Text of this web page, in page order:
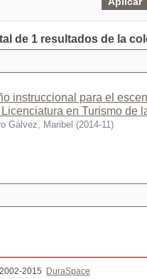
de 1 resultados de la
instruccional para el
en Turismo de
Gálvez, Maribel (2014-11)
2015 DuraSpace